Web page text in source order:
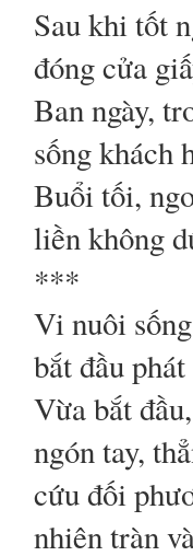
Sau khi tốt
đóng cửa
Ban ngày,
sống khách
Buổi tối,
liền không
***
Vi nuôi
bắt đầu
Vừa bắt
ngón tay,
cứu đối
nhiên tràn